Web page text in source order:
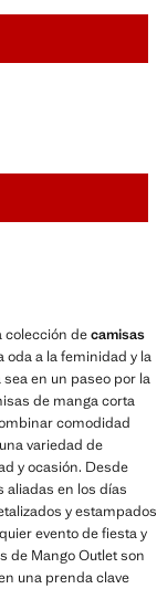
colección decamisas
oda a la feminidad y la
en un paseo por la
de manga corta
comodidad
variedad de
y ocasión. Desde
aliadas en los días
y estampados
evento de fiesta y
de Mango Outlet son
una prenda clave